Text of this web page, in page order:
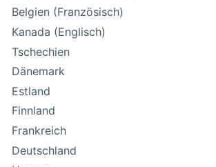
Belgien (Französisch)
Kanada (Englisch)
Tschechien
Dänemark
Estland
Finnland
Frankreich
Deutschland